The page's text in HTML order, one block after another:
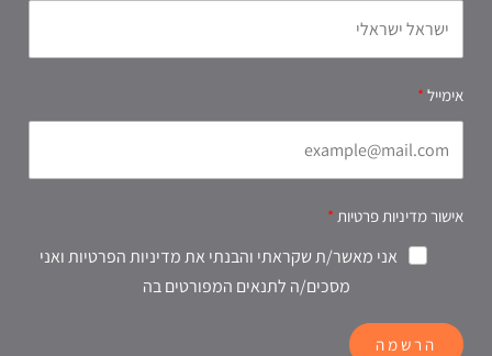
אימייל
אישור מדיניות פרטיות
אני מאשר/ת שקראתי והבנתי את מדיניות הפרטיות ואני
מסכים/ה לתנאים המפורטים בה
הרשמה